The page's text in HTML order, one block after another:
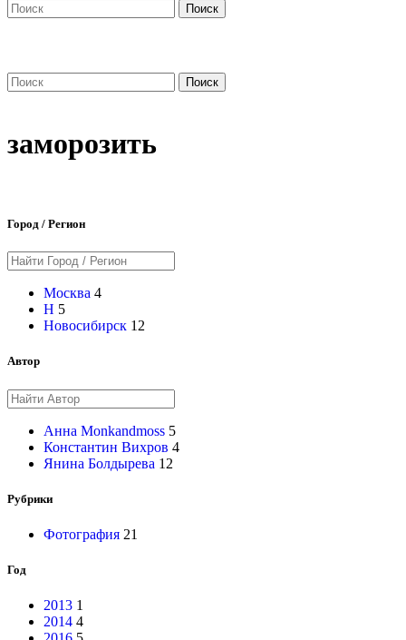
Поиск
Поиск
заморозить
Город / Регион
Москва 4
Н 5
Новосибирск 12
Автор
Анна Monkandmoss 5
Константин Вихров 4
Янина Болдырева 12
Рубрики
Фотография 21
Год
2013 1
2014 4